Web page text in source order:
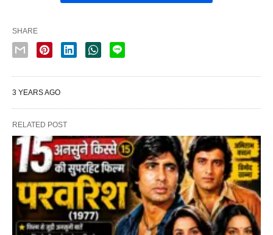
SHARE
3 YEARS AGO
RELATED POST